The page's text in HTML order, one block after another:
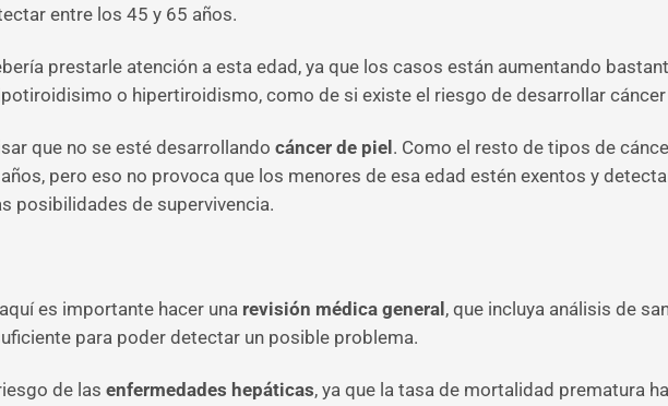
entre los 45 y 65 años.
prestarle atención a esta edad, ya que los casos están aumentando
o hipertiroidismo, como de si existe el riesgo de desarrollar
que no se esté desarrollando cáncer de piel . Como el resto de tipos de
pero eso no provoca que los menores de esa edad estén exentos y
posibilidades de supervivencia.
es importante hacer una revisión médica general , que incluya análisis de
para poder detectar un posible problema.
de las enfermedades hepáticas, ya que la tasa de mortalidad prematura